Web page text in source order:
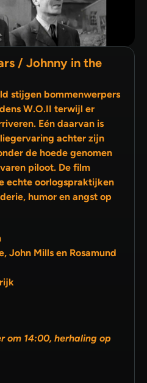
/ Johnny in the
stijgen bommenwerpers
W.O.II terwijl er
achter zijn
piloot. De film
humor en angst op
John Mills en Rosamund
om 14:00, herhaling op